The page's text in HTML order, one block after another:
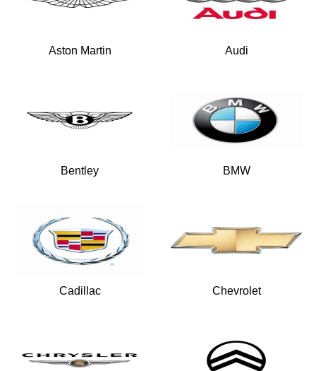
Aston Martin Audi
Bentley BMW
Cadillac Chevrolet